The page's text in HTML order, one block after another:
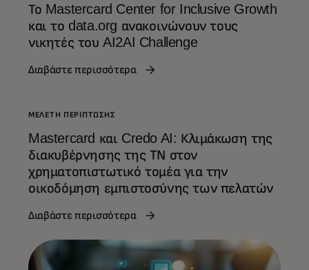
Το Mastercard Center for Inclusive Growth
και το data.org ανακοινώνουν τους
νικητές του AI2AI Challenge
Διαβάστε περισσότερα
ΜΕΛΈΤΗ ΠΕΡΊΠΤΩΣΗΣ
Mastercard και Credo AI: Κλιμάκωση της
διακυβέρνησης της ΤΝ στον
χρηματοπιστωτικό τομέα για την
οικοδόμηση εμπιστοσύνης των πελατών
Διαβάστε περισσότερα